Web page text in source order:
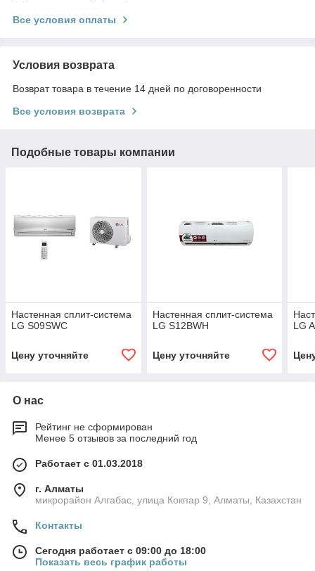
Все условия оплаты
Условия возврата
Возврат товара в течение 14 дней по договоренности
Все условия возврата
Подобные товары компании
Настенная сплит-система
LG S09SWC
Цену уточняйте
Настенная сплит-система
LG S12BWH
Цену уточняйте
LG
О нас
Рейтинг не сформирован
Менее 5 отзывов за последний год
Работает с 01.03.2018
г. Алматы
микрорайон Алгабас, улица Кокпар 9, Алматы, Казахстан
Контакты
Сегодня работает с 09:00 до 18:00
Показать весь график работы